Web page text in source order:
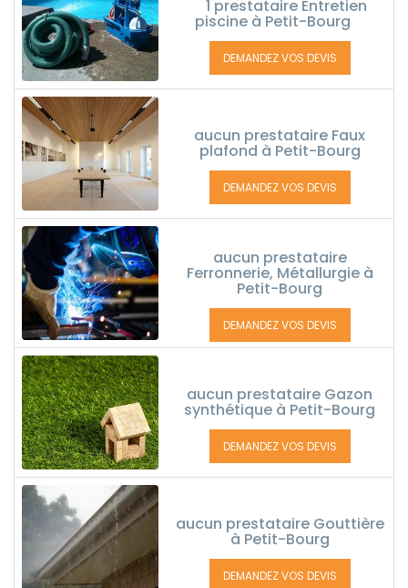
1 prestataire Entretien
piscine à Petit-Bourg
DEMANDEZ VOS DEVIS
aucun prestataire Faux
plafond à Petit-Bourg
DEMANDEZ VOS DEVIS
aucun prestataire
Ferronnerie, Métallurgie à
Petit-Bourg
DEMANDEZ VOS DEVIS
aucun prestataire Gazon
synthétique à Petit-Bourg
DEMANDEZ VOS DEVIS
aucun prestataire Gouttière
à Petit-Bourg
DEMANDEZ VOS DEVIS